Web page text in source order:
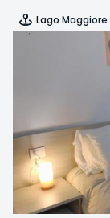
Lago Maggiore